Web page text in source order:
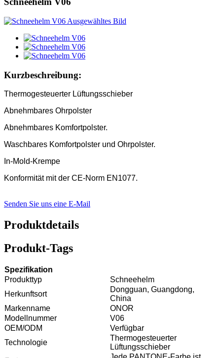
Kurzbeschreibung:
Thermogesteuerter Lüftungsschieber
Abnehmbares Ohrpolster
Abnehmbares Komfortpolster.
Waschbares Komfortpolster und Ohrpolster.
In-Mold-Krempe
Konformität mit der CE-Norm EN1077.
Senden Sie uns eine E-Mail
Produktdetails
Produkt-Tags
Spezifikation
Produkttyp
Schneehelm
Herkunftsort
Dongguan, Guangdong,
China
Markenname
ONOR
Modellnummer
V06
OEM/ODM
Verfügbar
Technologie
Thermogesteuerter
Lüftungsschieber